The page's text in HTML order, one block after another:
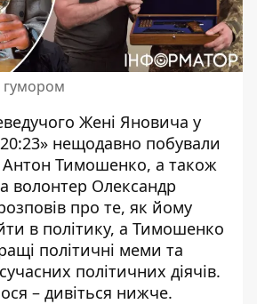
гумором
Жені Яновича у
нещодавно побували
Антон Тимошенко, а також
волонтер Олександр
про те, як йому
в політику, а Тимошенко
політичні меми та
політичних діячів.
– дивіться нижче.